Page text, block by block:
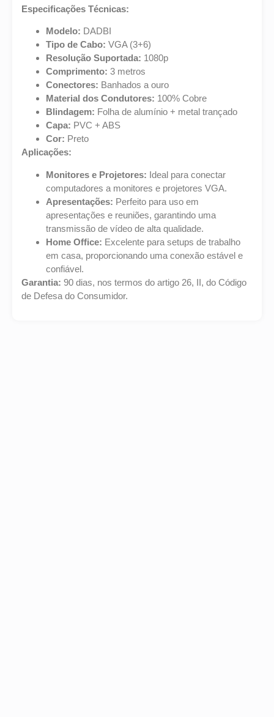
Especificações Técnicas:
Modelo: DADBI
Tipo de Cabo: VGA (3+6)
Resolução Suportada: 1080p
Comprimento: 3 metros
Conectores: Banhados a ouro
Material dos Condutores: 100% Cobre
Blindagem: Folha de alumínio + metal trançado
Capa: PVC + ABS
Cor: Preto
Aplicações:
Monitores e Projetores: Ideal para conectar
computadores a monitores e projetores VGA.
Apresentações: Perfeito para uso em
apresentações e reuniões, garantindo uma
transmissão de vídeo de alta qualidade.
Home Office: Excelente para setups de trabalho
em casa, proporcionando uma conexão estável e
confiável.
Garantia: 90 dias, nos termos do artigo 26, II, do Código
de Defesa do Consumidor.